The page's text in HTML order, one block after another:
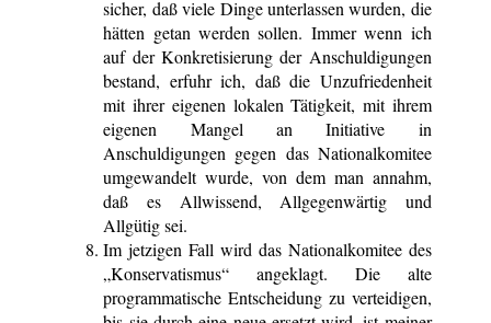
sicher, daß viele Dinge unterlassen wurden, die
hätten getan werden sollen. Immer wenn ich
auf der Konkretisierung der Anschuldigungen
bestand, erfuhr ich, daß die Unzufriedenheit
mit ihrer eigenen lokalen Tätigkeit, mit ihrem
eigenen Mangel an Initiative in
Anschuldigungen gegen das Nationalkomitee
umgewandelt wurde, von dem man annahm,
daß es Allwissend, Allgegenwärtig und
Allgütig sei.
Im jetzigen Fall wird das Nationalkomitee des
„Konservatismus“ angeklagt. Die alte
programmatische Entscheidung zu verteidigen,